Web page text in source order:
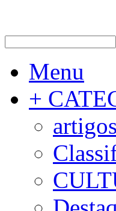
Menu
+
artigos